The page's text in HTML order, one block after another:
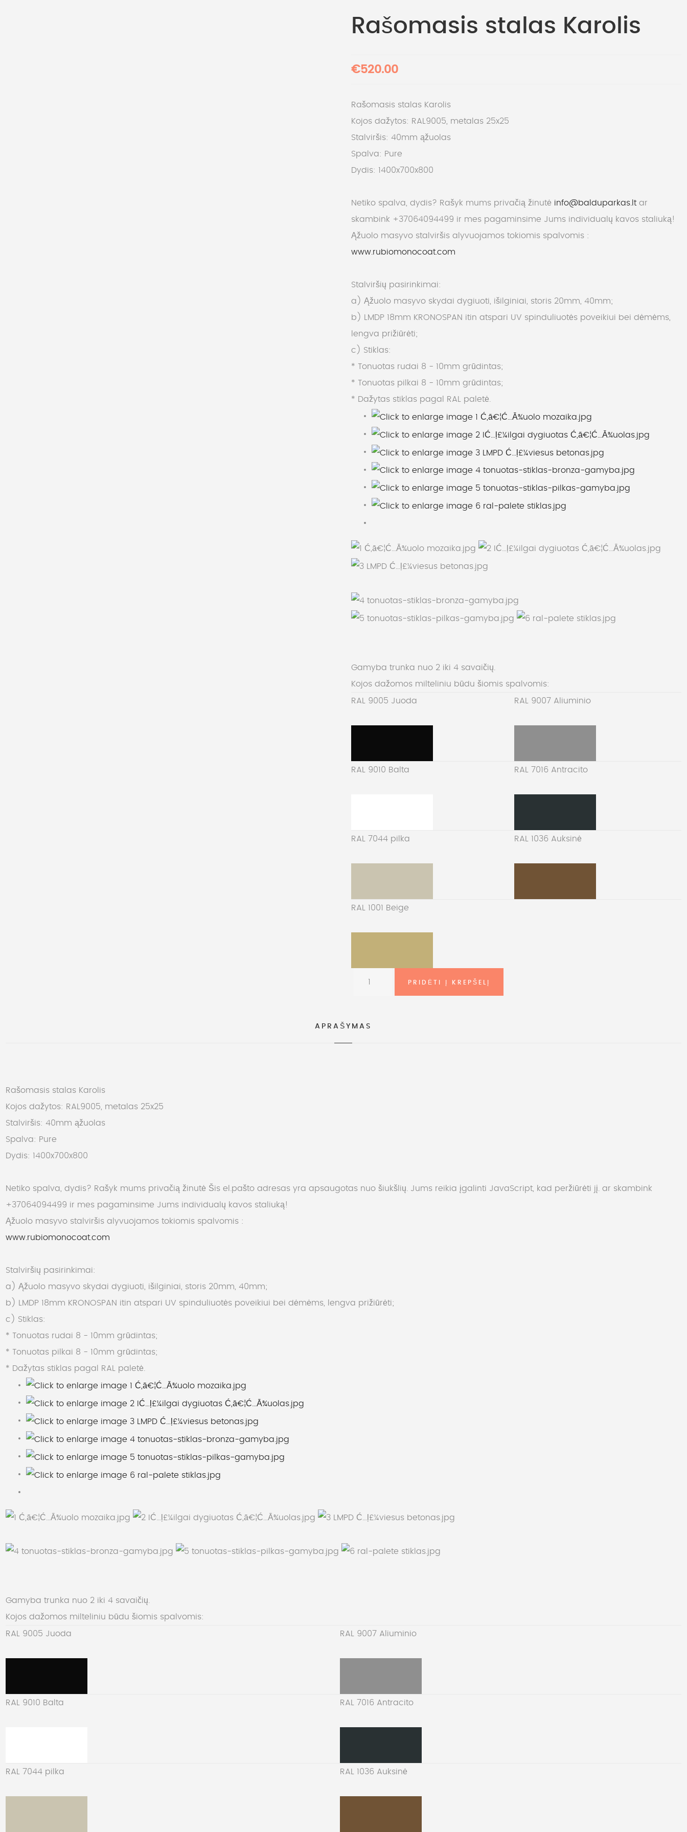
Rašomasis stalas Karolis
€520.00
Rašomasis stalas Karolis
Kojos dažytos: RAL9005, metalas 25x25
Stalviršis: 40mm ąžuolas
Spalva: Pure
Dydis: 1400x700x800
Netiko spalva, dydis? Rašyk mums privačią žinutė info@balduparkas.lt ar
skambink +37064094499 ir mes pagaminsime Jums individualų kavos staliuką!
Ąžuolo masyvo stalviršis alyvuojamos tokiomis spalvomis :
www.rubiomonocoat.com
Stalviršių pasirinkimai:
a) Ąžuolo masyvo skydai dygiuoti, išilginiai, storis 20mm, 40mm;
b) LMDP 18mm KRONOSPAN itin atspari UV spinduliuotės poveikiui bei dėmėms,
lengva prižiūrėti;
c) Stiklas:
* Tonuotas rudai 8 - 10mm grūdintas;
* Tonuotas pilkai 8 - 10mm grūdintas;
* Dažytas stiklas pagal RAL paletė.
Gamyba trunka nuo 2 iki 4 savaičių.
Kojos dažomos milteliniu būdu šiomis spalvomis:
RAL 9005 Juoda RAL 9007 Aliuminio
RAL 9010 Balta RAL 7016 Antracito
RAL 7044 pilka RAL 1036 Auksinė
RAL 1001 Beige
APRAŠYMAS
Rašomasis stalas Karolis
Kojos dažytos: RAL9005, metalas 25x25
Stalviršis: 40mm ąžuolas
Spalva: Pure
Dydis: 1400x700x800
Netiko spalva, dydis? Rašyk mums privačią žinutė Šis el.pašto adresas yra apsaugotas nuo šiukšlių. Jums reikia įgalinti JavaScript, kad peržiūrėti jį. ar skambink
+37064094499 ir mes pagaminsime Jums individualų kavos staliuką!
Ąžuolo masyvo stalviršis alyvuojamos tokiomis spalvomis :
www.rubiomonocoat.com
Stalviršių pasirinkimai:
a) Ąžuolo masyvo skydai dygiuoti, išilginiai, storis 20mm, 40mm;
b) LMDP 18mm KRONOSPAN itin atspari UV spinduliuotės poveikiui bei dėmėms, lengva prižiūrėti;
c) Stiklas:
* Tonuotas rudai 8 - 10mm grūdintas;
* Tonuotas pilkai 8 - 10mm grūdintas;
* Dažytas stiklas pagal RAL paletė.
Gamyba trunka nuo 2 iki 4 savaičių.
Kojos dažomos milteliniu būdu šiomis spalvomis:
RAL 9005 Juoda RAL 9007 Aliuminio
RAL 9010 Balta RAL 7016 Antracito
RAL 7044 pilka RAL 1036 Auksinė